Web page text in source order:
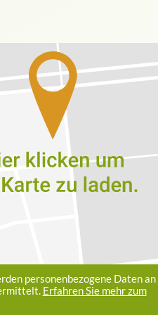
personenbezogene Daten an
Erfahren Sie mehr zum